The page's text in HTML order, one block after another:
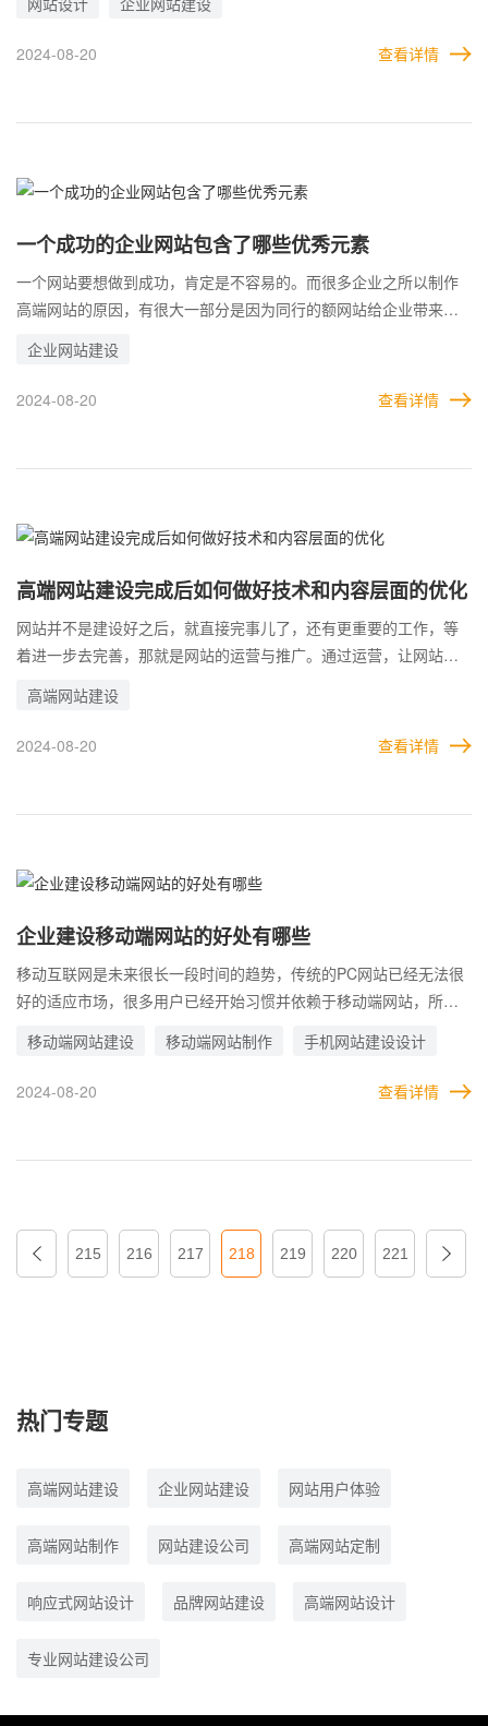
网站的页面设计和内容制作，绝对属于整个网站建设环节的核心部
分，是制作和运营网站两个阶段，都必须重视的换件环节。那么，
2024-08-20 查看详情
一个成功的企业网站包含了哪些优秀元素
一个网站要想做到成功，肯定是不容易的。而很多企业之所以制作
高端网站的原因，有很大一部分是因为同行的额网站给企业带来了
很多企业都在纷纷效仿的方式，但成功哪有这么简单。如果只要仿
照着成功者做一个网站或产品，就能成为别人，那每一个企业都能
企业网站建设
2024-08-20 查看详情
高端网站建设完成后如何做好技术和内容层面的优化
网站并不是建设好之后，就直接完事儿了，还有更重要的工作，等
着进一步去完善，那就是网站的运营与推广。通过运营，让网站变
吸引用户的兴趣。否则网站设计的再好，内容却十分空洞，用户也
同样不会买账。高端网站只有在视觉和内容都达标的情况下，才能
高端网站建设
2024-08-20 查看详情
企业建设移动端网站的好处有哪些
移动互联网是未来很长一段时间的趋势，传统的PC网站已经无法很
好的适应市场，很多用户已经开始习惯并依赖于移动端网站，所以
多行业，已经纷纷转入移动领域了，毕竟这是大势所趋。如果入局
的晚了，蛋糕早已被对手瓜分干净了。对于企业来说，建设移动端
移动端网站建设 移动端网站制作 手机网站建设设计
2024-08-20 查看详情
215 216 217 218 219 220 221
热门专题
高端网站建设 企业网站建设 网站用户体验
高端网站制作 网站建设公司 高端网站定制
响应式网站设计 品牌网站建设 高端网站设计
专业网站建设公司